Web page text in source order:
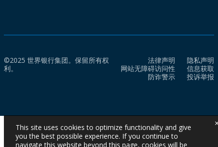
©2025 世界银行集团。保留所有权
利。
法律声明
隐私声明
网站无障碍访问性
信息获取
防诈警示
投诉举报
This site uses cookies to optimize functionality and give
you the best possible experience. If you continue to
navigate this website beyond this page, cookies will be